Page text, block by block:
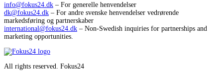
info@fokus24.dk – For generelle henvendelser
dk@fokus24.dk – For andre svenske henvendelser vedrørende
markedsføring og partnerskaber
international@fokus24.dk – Non-Swedish inquiries for partnerships and
marketing opportunities.
All rights reserved. Fokus24